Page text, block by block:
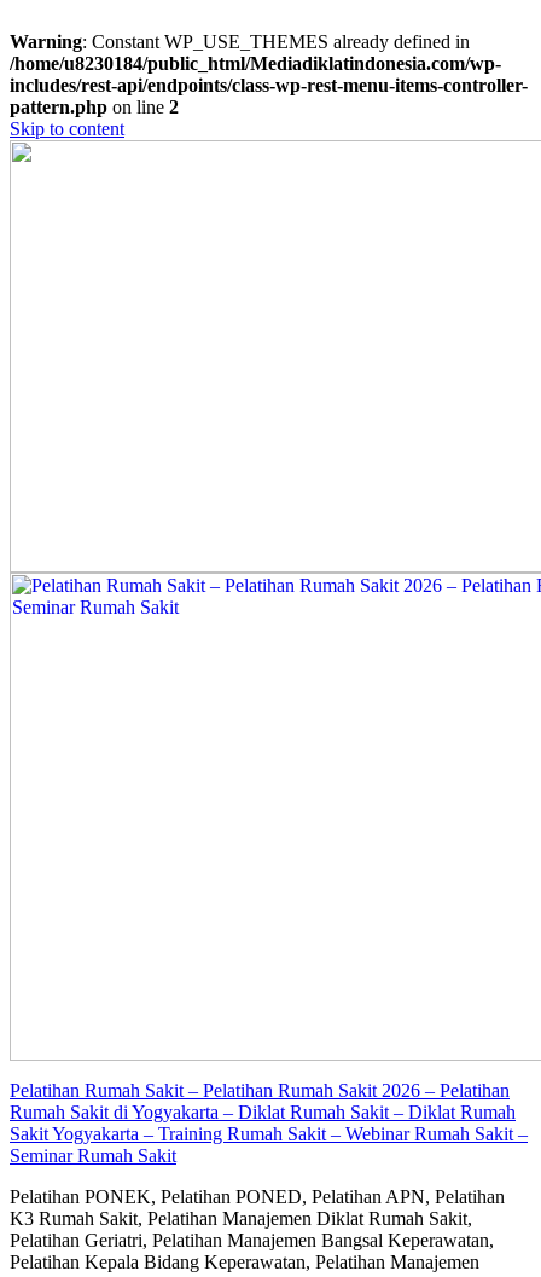
Warning: Constant WP_USE_THEMES already defined in
/home/u8230184/public_html/Mediadiklatindonesia.com/wp-
includes/rest-api/endpoints/class-wp-rest-menu-items-controller-
pattern.php on line 2
Skip to content
Pelatihan Rumah Sakit – Pelatihan Rumah Sakit 2026 – Pelatihan
Rumah Sakit di Yogyakarta – Diklat Rumah Sakit – Diklat Rumah
Sakit Yogyakarta – Training Rumah Sakit – Webinar Rumah Sakit –
Seminar Rumah Sakit
Pelatihan PONEK, Pelatihan PONED, Pelatihan APN, Pelatihan
K3 Rumah Sakit, Pelatihan Manajemen Diklat Rumah Sakit,
Pelatihan Geriatri, Pelatihan Manajemen Bangsal Keperawatan,
Pelatihan Kepala Bidang Keperawatan, Pelatihan Manajemen